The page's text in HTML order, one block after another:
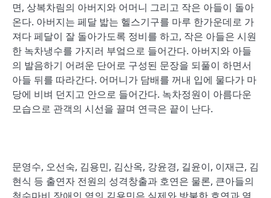
면, 상복차림의 아버지와 어머니 그리고 작은 아들이 돌아
온다. 아버지는 페달 밟는 헬스기구를 마루 한가운데로 가
져다 페달이 잘 돌아가도록 정비를 하고, 작은 아들은 시원
한 녹차냉수를 가지러 부엌으로 들어간다. 아버지와 아들
의 발음하기 어려운 단어로 구성된 문장을 되풀이 하면서
아들 뒤를 따라간다. 어머니가 담배를 꺼내 입에 물다가 마
당에 비벼 던지고 안으로 들어간다. 녹차정원이 아름다운
모습으로 관객의 시선을 끌며 연극은 끝이 난다.
문영수, 오선숙, 김용민, 김산옥, 강윤경, 길윤이, 이재근, 김
현식 등 출연자 전원의 성격창출과 호연은 물론, 큰아들의